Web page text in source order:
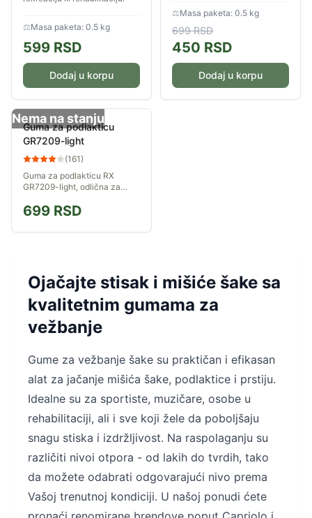
⚖Masa paketa: 0.5 kg
599 RSD
Dodaj u korpu
pogodna je i za proces
rehabilitacije nakon povreda,
naravno, uz konsultaciju...
⚖Masa paketa: 0.5 kg
699RSD
450 RSD
Dodaj u korpu
Nema na stanju
Guma za podlakticu
GR7209-light
(161)
Guma za podlakticu RX
GR7209-light, odlična za
Osim za rekreaciju i vežbanje
rehabilitacije...
699 RSD
Ojačajte stisak i mišiće šake sa
kvalitetnim gumama za
vežbanje
Gume za vežbanje šake su praktičan i efikasan
alat za jačanje mišića šake, podlaktice i prstiju.
Idealne su za sportiste, muzičare, osobe u
rehabilitaciji, ali i sve koji žele da poboljšaju
snagu stiska i izdržljivost. Na raspolaganju su
različiti nivoi otpora - od lakih do tvrdih, tako
da možete odabrati odgovarajući nivo prema
Vašoj trenutnoj kondiciji. U našoj ponudi ćete